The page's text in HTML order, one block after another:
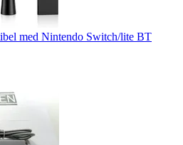
med Nintendo Switch/lite BT